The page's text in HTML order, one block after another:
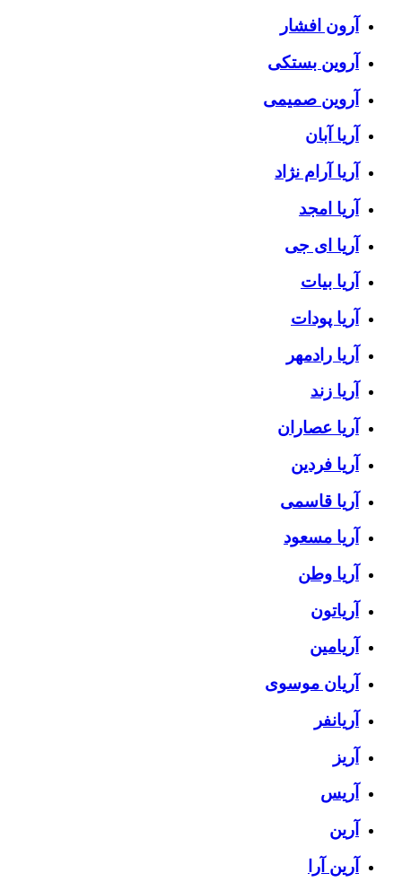
آرون افشار
آروین بستکی
آروین صمیمی
آریا آبان
آریا آرام نژاد
آریا امجد
آریا ای جی
آریا بیات
آریا پودات
آریا رادمهر
آریا زند
آریا عصاران
آریا فردین
آریا قاسمی
آریا مسعود
آریا وطن
آریاتون
آریامین
آریان موسوی
آریانفر
آریز
آریس
آرین
آرین آرا